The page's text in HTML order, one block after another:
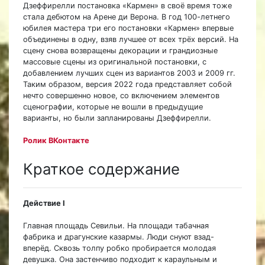
Дзеффирелли постановка «Кармен» в своё время тоже
стала дебютом на Арене ди Верона. В год 100-летнего
юбилея мастера три его постановки «Кармен» впервые
объединены в одну, взяв лучшее от всех трёх версий. На
сцену снова возвращены декорации и грандиозные
массовые сцены из оригинальной постановки, с
добавлением лучших сцен из вариантов 2003 и 2009 гг.
Таким образом, версия 2022 года представляет собой
нечто совершенно новое, со включением элементов
сценографии, которые не вошли в предыдущие
варианты, но были запланированы Дзеффирелли.
Ролик ВКонтакте
Краткое содержание
Действие I
Главная площадь Севильи. На площади табачная
фабрика и драгунские казармы. Люди снуют взад-
вперёд. Сквозь толпу робко пробирается молодая
девушка. Она застенчиво подходит к караульным и